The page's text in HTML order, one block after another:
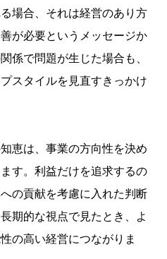
場合、それは経営のあり方
が必要というメッセージか
係で問題が生じた場合も、
スタイルを見直すきっかけ
恵は、事業の方向性を決め
す。利益だけを追求するの
の貢献を考慮に入れた判断
期的な視点で見たとき、よ
の高い経営につながりま